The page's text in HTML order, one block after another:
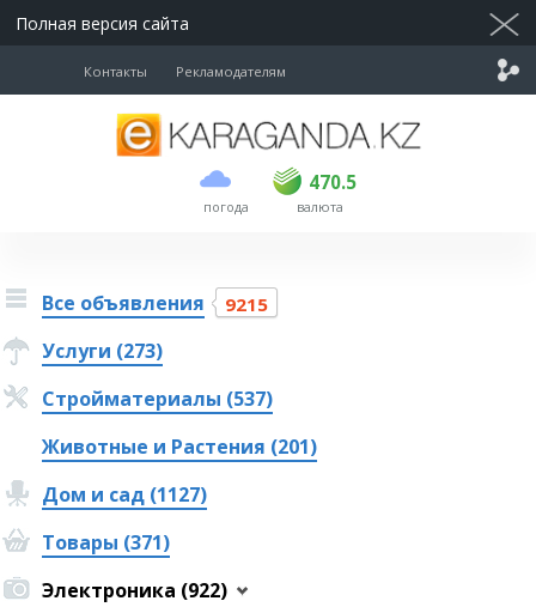
Полная версия сайта
Контакты Рекламодателям
погода
470.5
покупка продажа
USD 468.5 470.5
EUR валюта
Все объявления 9215
Услуги (273)
Стройматериалы (537)
Животные и Растения (201)
Дом и сад (1127)
Товары (371)
Электроника (922)